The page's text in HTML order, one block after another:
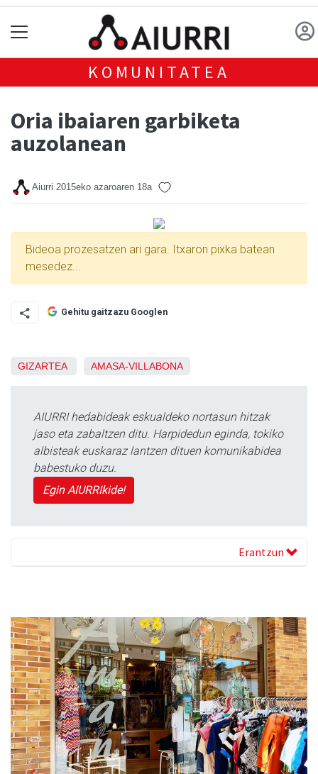
KOMUNITATEA
Oria ibaiaren garbiketa
auzolanean
Aiurri 2015eko azaroaren 18a
Bideoa prozesatzen ari gara. Itxaron pixka batean
mesedez...
Gehitu gaitzazu Googlen
GIZARTEA AMASA-VILLABONA
AIURRI hedabideak eskualdeko nortasun hitzak
jaso eta zabaltzen ditu. Harpidedun eginda, tokiko
albisteak euskaraz lantzen dituen komunikabidea
babestuko duzu.
Egin AIURRIkide!
Erantzun